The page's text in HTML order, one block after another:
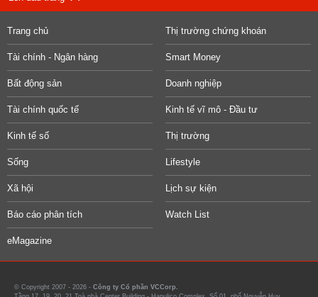
Trang chủ Thị trường chứng khoán
Tài chính - Ngân hàng Smart Money
Bất động sản Doanh nghiệp
Tài chính quốc tế Kinh tế vĩ mô - Đầu tư
Kinh tế số Thị trường
Sống Lifestyle
Xã hội Lịch sự kiện
Báo cáo phân tích Watch List
eMagazine
© Copyright 2007 - 2026 - Công ty Cổ phần VCCorp.